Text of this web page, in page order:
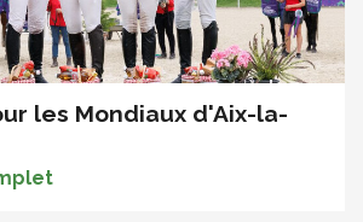
les Mondiaux d'Aix-la-